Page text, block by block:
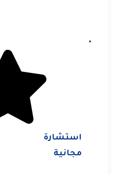
استشارة
مجانية